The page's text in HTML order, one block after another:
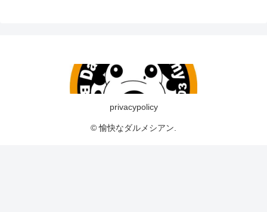
privacypolicy
© 愉快なダルメシアン.